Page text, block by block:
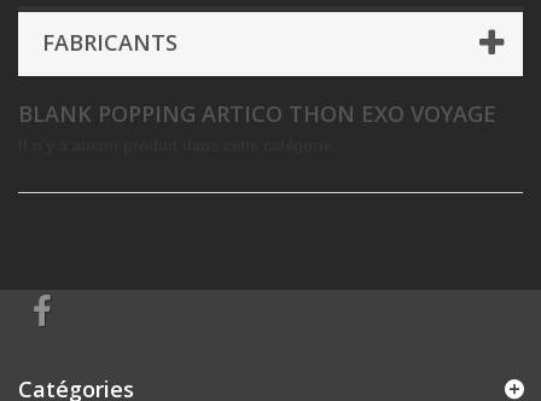
FABRICANTS
BLANK POPPING ARTICO THON EXO VOYAGE
Catégories